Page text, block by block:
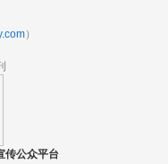
）
传公众平台